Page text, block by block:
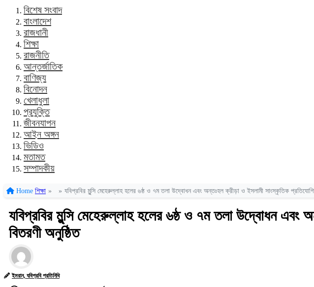
বিশেষ সংবাদ
বাংলাদেশ
রাজধানী
শিক্ষা
রাজনীতি
আন্তর্জাতিক
বাণিজ্য
বিনোদন
খেলাধুলা
প্রযুক্তি
জীবনযাপন
আইন অঙ্গন
ভিডিও
মতামত
সম্পাদকীয়
Home শিক্ষা » » যবিপ্রবির মুন্সি মেহেরুল্লাহ হলের ৬ষ্ঠ ও ৭ম তলা উদ্বোধন এবং অন্তঃহল ক্রীড়া ও ইসলামী সাংস্কৃতিক
যবিপ্রবির মুন্সি মেহেরুল্লাহ হলের ৬ষ্ঠ ও ৭ম তলা উদ্বোধন
বিতরণী অনুষ্ঠিত
ইমরান, যবিপ্রবি প্রতিনিধি